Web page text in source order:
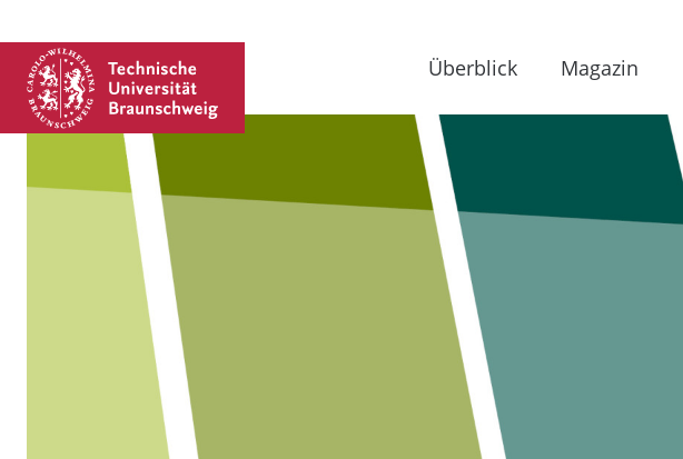
Überblick Magazin